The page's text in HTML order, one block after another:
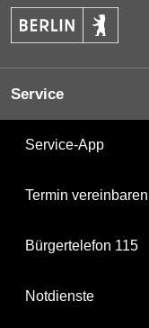
Service
Service-App
Termin vereinbaren
Bürgertelefon 115
Notdienste